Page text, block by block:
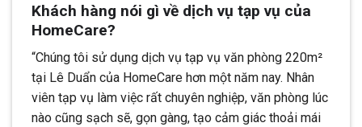
Khách hàng nói gì về dịch vụ tạp vụ của
HomeCare?
“Chúng tôi sử dụng dịch vụ tạp vụ văn phòng 220m²
tại Lê Duẩn của HomeCare hơn một năm nay. Nhân
viên tạp vụ làm việc rất chuyên nghiệp, văn phòng lúc
nào cũng sạch sẽ, gọn gàng, tạo cảm giác thoải mái